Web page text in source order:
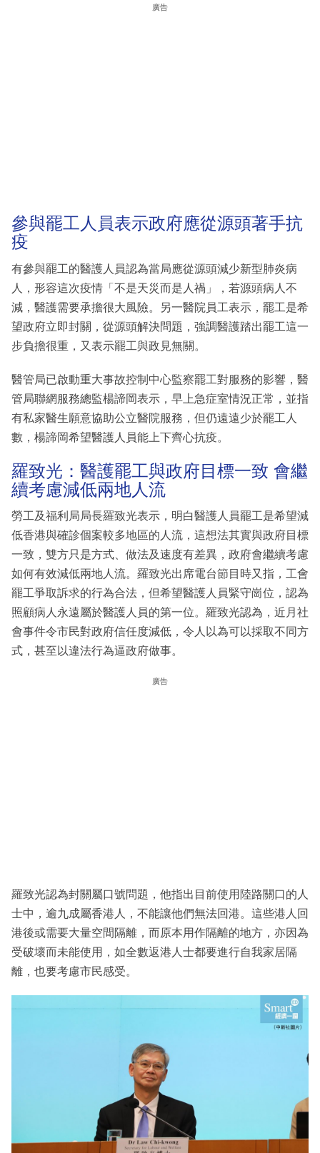
廣告
參與罷工人員表示政府應從源頭著手抗
疫
有參與罷工的醫護人員認為當局應從源頭減少新型肺炎病
人，形容這次疫情「不是天災而是人禍」，若源頭病人不
減，醫護需要承擔很大風險。另一醫院員工表示，罷工是希
望政府立即封關，從源頭解決問題，強調醫護踏出罷工這一
步負擔很重，又表示罷工與政見無關。
醫管局已啟動重大事故控制中心監察罷工對服務的影響，醫
管局聯網服務總監楊諦岡表示，早上急症室情況正常，並指
有私家醫生願意協助公立醫院服務，但仍遠遠少於罷工人
數，楊諦岡希望醫護人員能上下齊心抗疫。
羅致光：醫護罷工與政府目標一致 會繼
續考慮減低兩地人流
勞工及福利局局長羅致光表示，明白醫護人員罷工是希望減
低香港與確診個案較多地區的人流，這想法其實與政府目標
一致，雙方只是方式、做法及速度有差異，政府會繼續考慮
如何有效減低兩地人流。羅致光出席電台節目時又指，工會
罷工爭取訴求的行為合法，但希望醫護人員緊守崗位，認為
照顧病人永遠屬於醫護人員的第一位。羅致光認為，近月社
會事件令市民對政府信任度減低，令人以為可以採取不同方
式，甚至以違法行為逼政府做事。
廣告
羅致光認為封關屬口號問題，他指出目前使用陸路關口的人
士中，逾九成屬香港人，不能讓他們無法回港。這些港人回
港後或需要大量空間隔離，而原本用作隔離的地方，亦因為
受破壞而未能使用，如全數返港人士都要進行自我家居隔
離，也要考慮市民感受。